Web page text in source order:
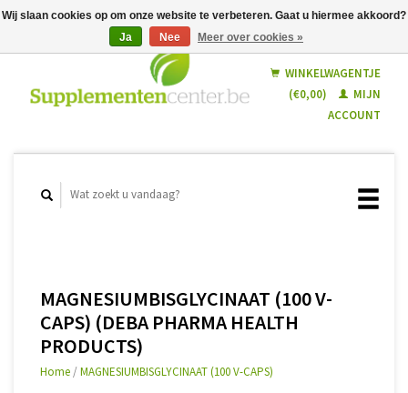
Nederlands
WINKELWAGENTJE
(€0,00)
MIJN
ACCOUNT
MAGNESIUMBISGLYCINAAT (100 V-
CAPS) (DEBA PHARMA HEALTH
PRODUCTS)
Home /MAGNESIUMBISGLYCINAAT (100 V-CAPS)
Wij slaan cookies op om onze website te verbeteren. Gaat u hiermee akkoord?
Ja
Nee Meer over cookies »